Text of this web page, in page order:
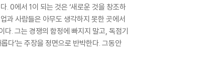
. 0에서 1이 되는 것은 ‘새로운 것을 창조하
과 사람들은 아무도 생각하지 못한 곳에서
. 그는 경쟁의 함정에 빠지지 말고, 독점기
다’는 주장을 정면으로 반박한다. 그동안